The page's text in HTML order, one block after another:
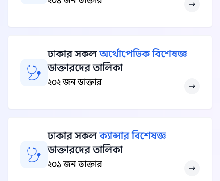
ঢাকার সকলঅর্থোপেডিক বিশেষজ্ঞ
ডাক্তারদের তালিকা
২০২ জন ডাক্তার
ঢাকার সকলক্যান্সার বিশেষজ্ঞ
ডাক্তারদের তালিকা
২০১ জন ডাক্তার